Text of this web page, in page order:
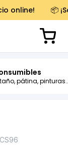
online! 📦
pátina,